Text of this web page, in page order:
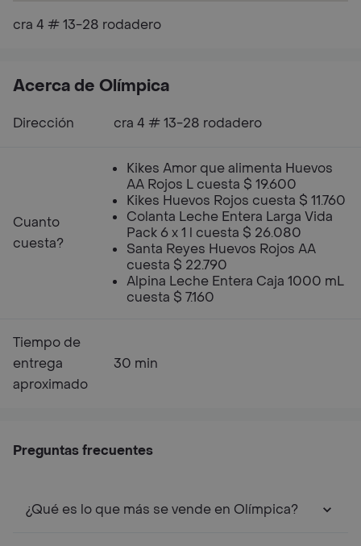
cra 4 # 13-28 rodadero
Acerca de Olímpica
Dirección cra 4 # 13-28 rodadero
Cuanto
cuesta?
Kikes Amor que alimenta Huevos
AA Rojos L cuesta $ 19.600
Kikes Huevos Rojos cuesta $ 11.760
Colanta Leche Entera Larga Vida
Pack 6 x 1 l cuesta $ 26.080
Santa Reyes Huevos Rojos AA
cuesta $ 22.790
Alpina Leche Entera Caja 1000 mL
cuesta $ 7.160
Tiempo de
entrega
aproximado
30 min
Preguntas frecuentes
¿Qué es lo que más se vende en Olímpica?